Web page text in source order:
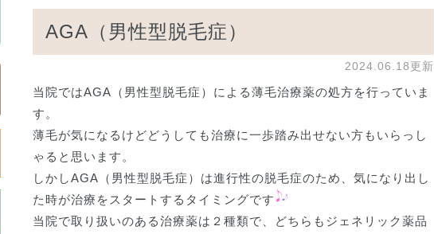
AGA（男性型脱毛症）
2024.06.18更新
当院ではAGA（男性型脱毛症）による薄毛治療薬の処方を行っていま
す。
薄毛が気になるけどどうしても治療に一歩踏み出せない方もいらっし
ゃると思います。
しかしAGA（男性型脱毛症）は進行性の脱毛症のため、気になり出し
た時が治療をスタートするタイミングです
当院で取り扱いのある治療薬は２種類で、どちらもジェネリック薬品